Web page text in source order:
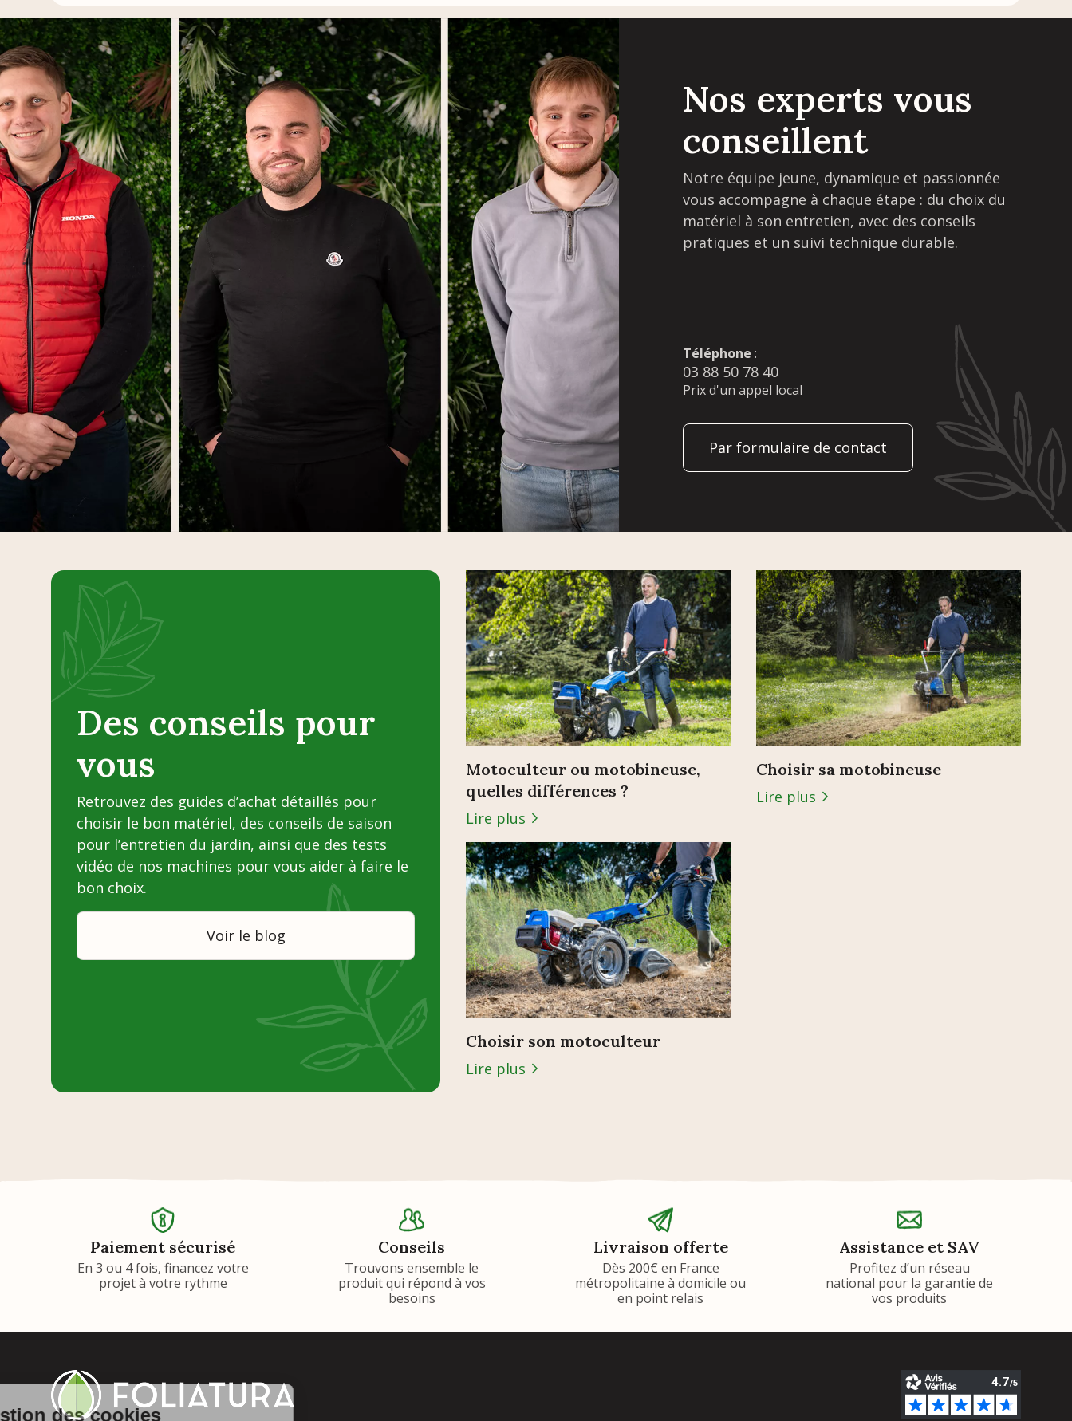
Nos experts vous
conseillent
Notre équipe jeune, dynamique et passionnée
vous accompagne à chaque étape : du choix du
matériel à son entretien, avec des conseils
pratiques et un suivi technique durable.
Téléphone :
03 88 50 78 40
Prix d'un appel local
Par formulaire de contact
Des conseils pour
vous
Retrouvez des guides d’achat détaillés pour
choisir le bon matériel, des conseils de saison
pour l’entretien du jardin, ainsi que des tests
vidéo de nos machines pour vous aider à faire le
bon choix.
Voir le blog
Motoculteur ou motobineuse,
quelles différences ?
Lire plus
Choisir sa motobineuse
Lire plus
Choisir son motoculteur
Lire plus
Paiement sécurisé
En 3 ou 4 fois, financez votre
projet à votre rythme
Conseils
Trouvons ensemble le
produit qui répond à vos
besoins
Livraison offerte
Dès 200€ en France
métropolitaine à domicile ou
en point relais
Assistance et SAV
Profitez d’un réseau
national pour la garantie de
vos produits